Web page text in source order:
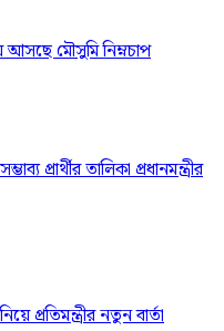
মৌসুমি নিম্নচাপ
প্রার্থীর তালিকা প্রধানমন্ত্রীর
প্রতিমন্ত্রীর নতুন বার্তা